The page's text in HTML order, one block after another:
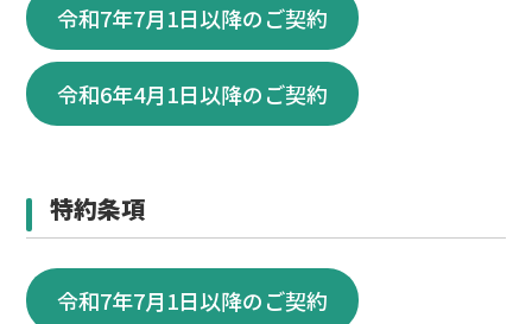
令和7年7月1日以降のご契約
令和6年4月1日以降のご契約
特約条項
令和7年7月1日以降のご契約